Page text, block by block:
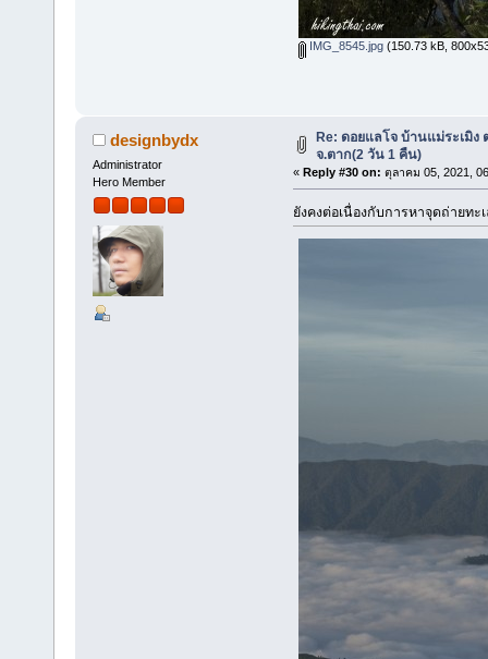
IMG_8545.jpg(150.73 kB,
designbydx
Administrator
Hero Member
Re: ดอยแลโจ บ้านแม่ระเมิง
จ.ตาก(2 วัน 1 คืน)
« Reply #30 on: ตุลาคม 05, 2021,
ยังคงต่อเนื่องกับการหาจุดถ่ายทะ